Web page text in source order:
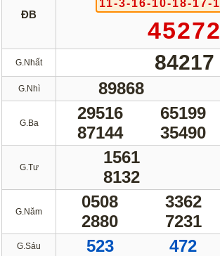
Điện Toán
Thần Tài 4
Sớ Đầu Đuôi
Miền Nam Miền Trung
Thống Kê Lô Lô Gan
Kiểm Tra
ĐB
11-3-16-10-18-17-
45272
G.Nhất 84217
G.Nhì 89868
G.Ba
29516 65199
87144
35490
G.Tư
1561
8132
G.Năm
0508 3362
2880
7231
G.Sáu 523 472